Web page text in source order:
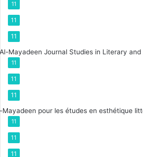
11
11
11
11
11
11
11
11
11